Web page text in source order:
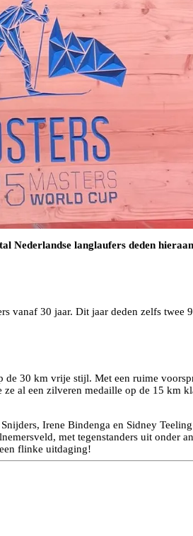
Nederlandse langlaufers deden
30 jaar. Dit jaar deden zelfs twee
30 km vrije stijl. Met een ruime
al een zilveren medaille op de 15 km
Irene Bindenga en Sidney
met tegenstanders uit onder
flinke uitdaging!